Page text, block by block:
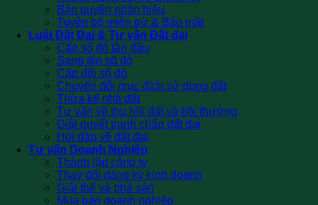
Bản quyền nhãn hiệu
Tuyên bố miễn trừ & Bảo mật
Luật Đất Đai & Tư vấn Đất đai
Cấp sổ đỏ lần đầu
Sang tên sổ đỏ
Cấp đổi sổ đỏ
Chuyển đổi mục đích sử dụng đất
Thừa kế nhà đất
Tư vấn về thu hồi đất và bồi thường
Giải quyết tranh chấp đất đai
Hỏi đáp về đất đai
Tư vấn Doanh Nghiệp
Thành lập công ty
Thay đổi đăng ký kinh doanh
Giải thể và phá sản
Mua bán doanh nghiệp